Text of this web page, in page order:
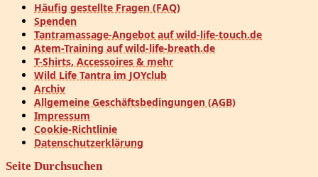
Häufig gestellte Fragen (FAQ)
Spenden
Tantramassage-Angebot auf wild-life-touch.de
Atem-Training auf wild-life-breath.de
T-Shirts, Accessoires & mehr
Wild Life Tantra im JOYclub
Archiv
Allgemeine Geschäftsbedingungen (AGB)
Impressum
Cookie-Richtlinie
Datenschutzerklärung
Seite Durchsuchen